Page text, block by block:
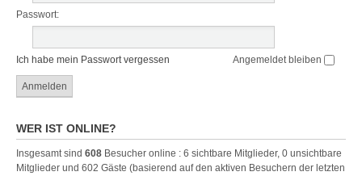
Passwort:
Ich habe mein Passwort vergessen Angemeldet bleiben
WER IST ONLINE?
Insgesamt sind 608 Besucher online : 6 sichtbare Mitglieder, 0 unsichtbare
Mitglieder und 602 Gäste (basierend auf den aktiven Besuchern der letzten